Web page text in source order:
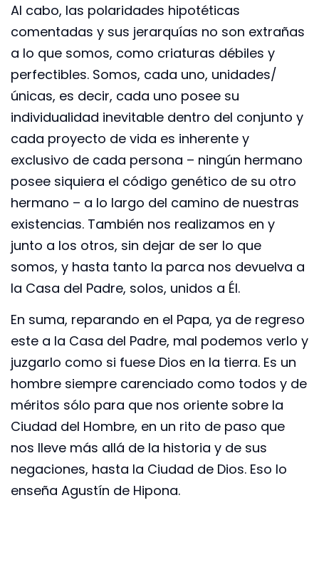
Al cabo, las polaridades hipotéticas
comentadas y sus jerarquías no son extrañas
a lo que somos, como criaturas débiles y
perfectibles. Somos, cada uno, unidades/
únicas, es decir, cada uno posee su
individualidad inevitable dentro del conjunto y
cada proyecto de vida es inherente y
exclusivo de cada persona – ningún hermano
posee siquiera el código genético de su otro
hermano – a lo largo del camino de nuestras
existencias. También nos realizamos en y
junto a los otros, sin dejar de ser lo que
somos, y hasta tanto la parca nos devuelva a
la Casa del Padre, solos, unidos a Él.
En suma, reparando en el Papa, ya de regreso
este a la Casa del Padre, mal podemos verlo y
juzgarlo como si fuese Dios en la tierra. Es un
hombre siempre carenciado como todos y de
méritos sólo para que nos oriente sobre la
Ciudad del Hombre, en un rito de paso que
nos lleve más allá de la historia y de sus
negaciones, hasta la Ciudad de Dios. Eso lo
enseña Agustín de Hipona.